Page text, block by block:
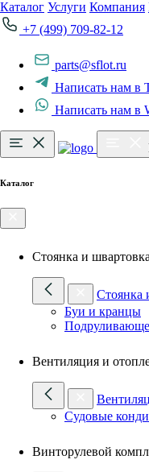
Каталог Услуги Компания
+7 (499) 709-82-12
parts@sflot.ru
Написать нам в
Написать нам в
Каталог
Стоянка и швартовка
Стоянка
Буи и кранцы
Вентиляция и
Судовые
Винторулевой